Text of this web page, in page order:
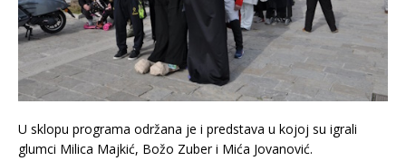
U sklopu programa održana je i predstava u kojoj su igrali
glumci Milica Majkić, Božo Zuber i Mića Jovanović.